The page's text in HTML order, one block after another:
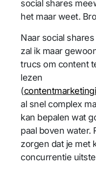
social shares
het maar weet.
Naar social
zal ik maar
trucs om content
lezen
(
al snel complex
kan bepalen wat
paal boven water.
zorgen dat je met
concurrentie